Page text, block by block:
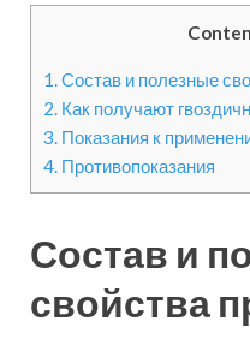
1.Состав и полезные
2. Как получают
3. Показания к
4. Противопоказания
Состав и
свойства